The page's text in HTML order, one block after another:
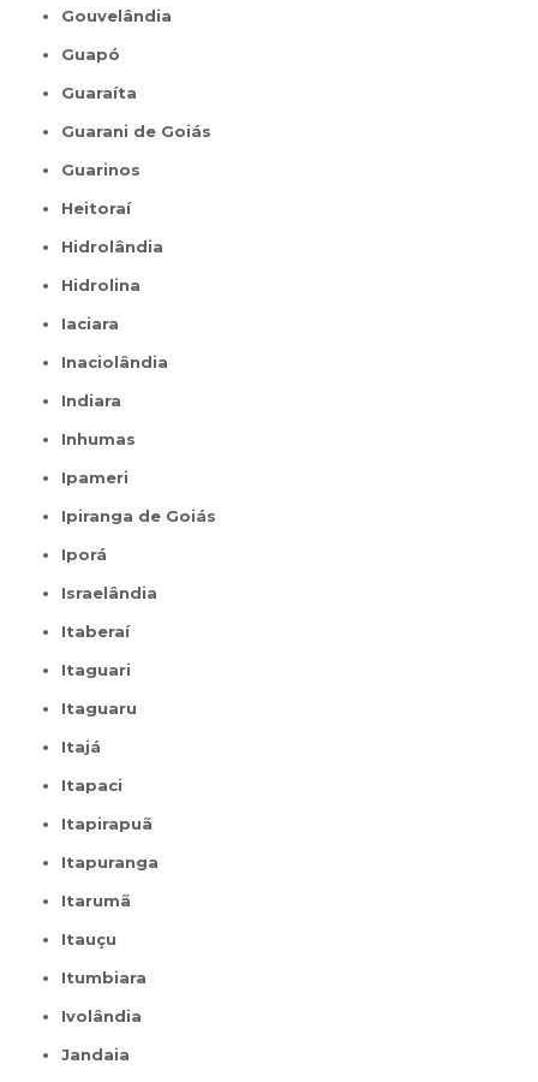
Gouvelândia
Guapó
Guaraíta
Guarani de Goiás
Guarinos
Heitoraí
Hidrolândia
Hidrolina
Iaciara
Inaciolândia
Indiara
Inhumas
Ipameri
Ipiranga de Goiás
Iporá
Israelândia
Itaberaí
Itaguari
Itaguaru
Itajá
Itapaci
Itapirapuã
Itapuranga
Itarumã
Itauçu
Itumbiara
Ivolândia
Jandaia